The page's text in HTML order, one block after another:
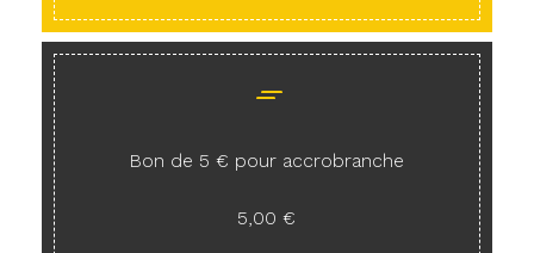
Bon de 5 € pour accrobranche
5,00 €